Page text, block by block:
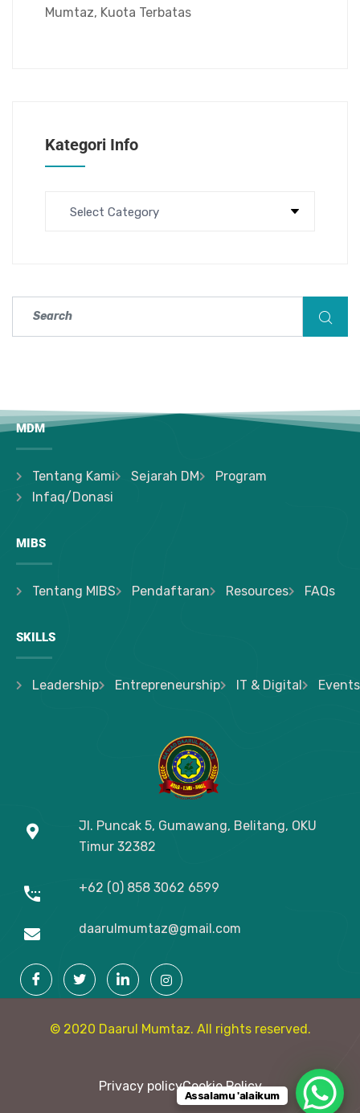
Mumtaz, Kuota Terbatas
Kategori Info
MDM
Tentang Kami Sejarah DM
Program
Infaq/Donasi
MIBS
Tentang MIBS Pendaftaran Resources FAQs
SKILLS
Leadership Entrepreneurship IT & Digital Events
Jl. Puncak 5, Gumawang, Belitang, OKU
Timur 32382
+62 (0) 858 3062 6599
daarulmumtaz@gmail.com
© 2020 Daarul Mumtaz. All rights reserved.
Privacy policyCookie Policy
Assalamu 'alaikum